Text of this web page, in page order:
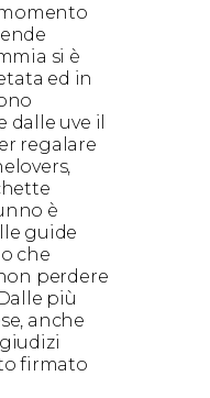
si è
ed in
uve il
regalare
è
guide
che
perdere
più
anche
firmato